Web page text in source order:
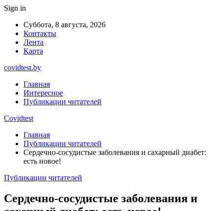
Sign in
Суббота, 8 августа, 2026
Контакты
Лента
Карта
covidtest.by
Главная
Интересное
Публикации читателей
Covidtest
Главная
Публикации читателей
Сердечно-сосудистые заболевания и сахарный диабет:
есть новое!
Публикации читателей
Сердечно-сосудистые заболевания и